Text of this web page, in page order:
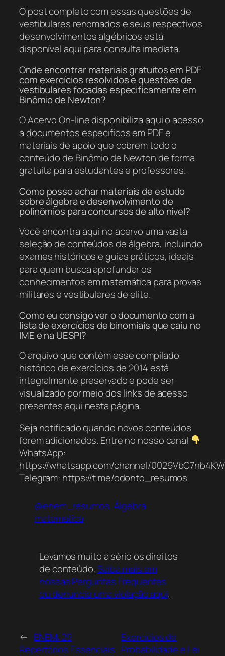
O post completo com essas questões de
vestibulares renomados e seus respectivos
desenvolvimentos algébricos está
disponível aqui para consulta imediata.
Onde encontrar materiais gratuitos em PDF
com exercícios resolvidos e questões de
vestibulares focadas especificamente em
Binômio de Newton?
O Acervo On-line disponibiliza aqui o acesso
a documentos específicos em PDF e
materiais de apoio que cobrem todo o
conteúdo de Binômio de Newton de forma
gratuita para estudantes e professores.
Como posso achar materiais de estudo
sobre álgebra e desenvolvimento de
polinômios para concursos de alto nível?
Você encontra aqui no acervo uma vasta
seleção de conteúdos de álgebra, incluindo
exames históricos e guias práticos, ideais
para quem busca aprofundar os
conhecimentos em matemática para provas
militares e vestibulares de elite.
Como eu consigo ver o documento com a
lista de exercícios de binomiais que caiu no
IME e na UESPI?
O arquivo que contém esse compilado
histórico de exercícios de 2014 está
integralmente preservado e pode ser
visualizado por meio dos links de acesso
presentes aqui nesta página.
Seja notificado quando novos conteúdos
forem adicionados. Entre no nosso canal
WhatsApp:
https://whatsapp.com/channel/
Telegram: https://t.me/odonto_resumos
@enem_resumos Álgebra
matematica
Levamos muito a sério os direitos
de conteúdo.Saiba mais em
nossas Perguntas Frequentes
ou denuncie uma violação aqui.
← ENEM: 29
Repertórios Essenciais
Exercícios de
Probabilidade e Lei